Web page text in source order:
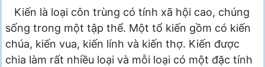
Kiến là loại côn trùng có tính xã hội cao, chúng
sống trong một tập thể. Một tổ kiến gồm có kiến
chúa, kiến vua, kiến lính và kiến thợ. Kiến được
chia làm rất nhiều loại và mỗi loại có một đặc tính